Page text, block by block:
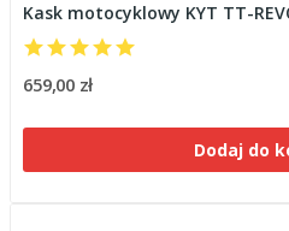
Kask motocyklowy KYT TT-
659,00 zł
Dodaj do